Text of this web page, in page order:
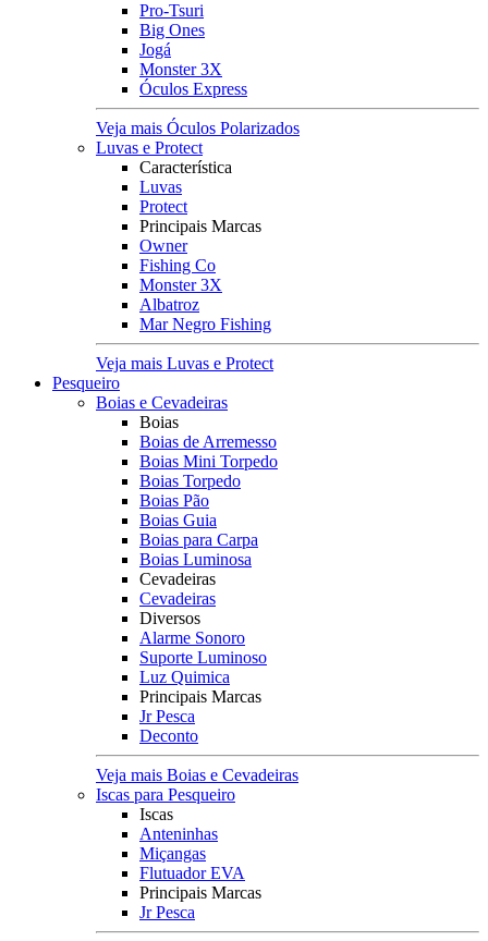
Pro-Tsuri
Big Ones
Jogá
Monster 3X
Óculos Express
Veja mais Óculos Polarizados
Luvas e Protect
Característica
Luvas
Protect
Principais Marcas
Owner
Fishing Co
Monster 3X
Albatroz
Mar Negro Fishing
Veja mais Luvas e Protect
Pesqueiro
Boias e Cevadeiras
Boias
Boias de Arremesso
Boias Mini Torpedo
Boias Torpedo
Boias Pão
Boias Guia
Boias para Carpa
Boias Luminosa
Cevadeiras
Cevadeiras
Diversos
Alarme Sonoro
Suporte Luminoso
Luz Quimica
Principais Marcas
Jr Pesca
Deconto
Veja mais Boias e Cevadeiras
Iscas para Pesqueiro
Iscas
Anteninhas
Miçangas
Flutuador EVA
Principais Marcas
Jr Pesca